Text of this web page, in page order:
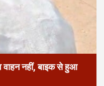
वाहन नहीं, बाइक से हुआ